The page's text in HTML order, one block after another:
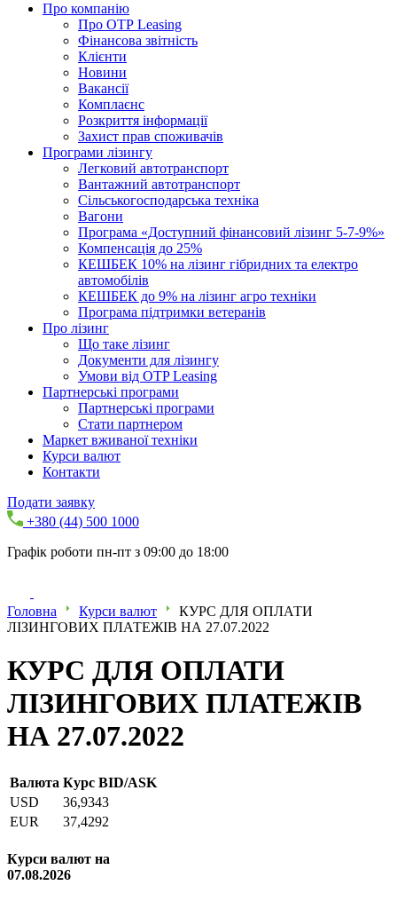
Про компанію
Про ОТР Leasing
Фінансова звітність
Клієнти
Новини
Вакансії
Комплаєнс
Розкриття інформації
Захист прав споживачів
Програми лізингу
Легковий автотранспорт
Вантажний автотранспорт
Cільськогосподарська техніка
Вагони
Програма «Доступний фінансовий лізинг 5-7-9%»
Компенсація до 25%
КЕШБЕК 10% на лізинг гібридних та електро
автомобілів
КЕШБЕК до 9% на лізинг агро техніки
Програма підтримки ветеранів
Про лізинг
Що таке лізинг
Документи для лізингу
Умови від OTP Leasing
Партнерські програми
Партнерські програми
Стати партнером
Маркет вживаної техніки
Курси валют
Контакти
Подати заявку
+380 (44) 500 1000
Графік роботи пн-пт з 09:00 до 18:00
Головна Курси валют
КУРС ДЛЯ ОПЛАТИ
ЛІЗИНГОВИХ ПЛАТЕЖІВ НА 27.07.2022
КУРС ДЛЯ ОПЛАТИ
ЛІЗИНГОВИХ ПЛАТЕЖІВ
НА 27.07.2022
Валюта Курс BID/ASK
USD
36,9343
EUR
37,4292
Курси валют на
07.08.2026